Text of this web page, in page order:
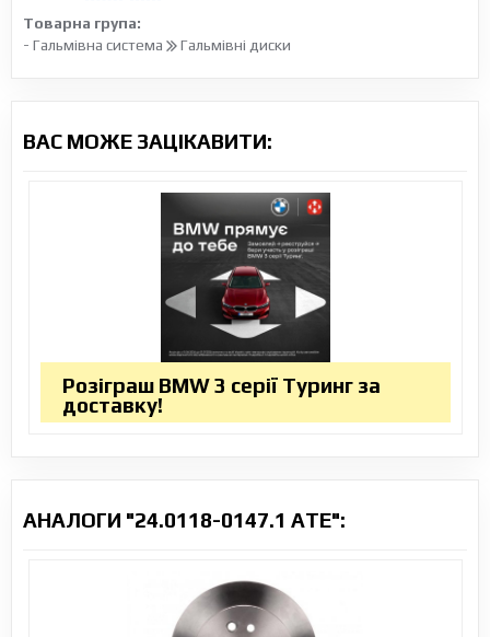
Товарна група:
- Гальмівна система
Гальмівні диски
ВАС МОЖЕ ЗАЦІКАВИТИ:
Розіграш BMW 3 серії Туринг за
доставку!
АНАЛОГИ "24.0118-0147.1 ATE":